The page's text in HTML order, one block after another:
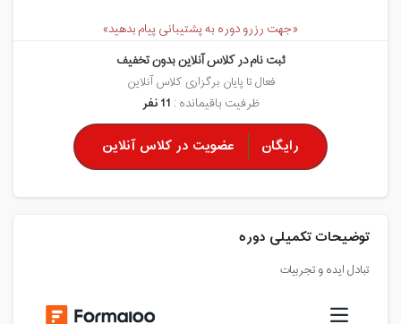
پیشنهادهای ویژه
تخفیفهای مشارکتی
درباره ما
«جهت رزرو دوره به پشتیبانی پیام بدهید»
ثبت نام در کلاس آنلاین بدون تخفیف
فعال تا پایان برگزاری کلاس آنلاین
ظرفیت باقیمانده : 11 نفر
رایگان عضویت در کلاس آنلاین
توضیحات تکمیلی دوره
تبادل ایده و تجربیات